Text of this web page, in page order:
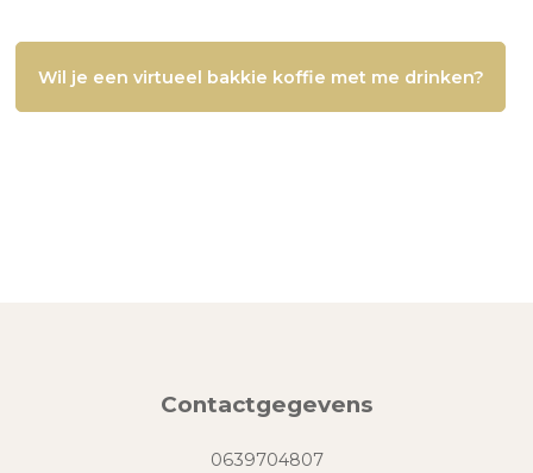
Wil je een virtueel bakkie koffie met me drinken?
Contactgegevens
0639704807